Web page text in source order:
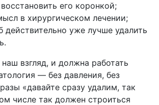
его коронкой;
в хирургическом лечении;
действительно уже лучше удалить
взгляд, и должна работать
— без давления, без
«давайте сразу удалим, так
числе так должен строиться